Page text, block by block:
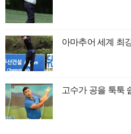
아마추어 세계 최
고수가 공을 툭툭